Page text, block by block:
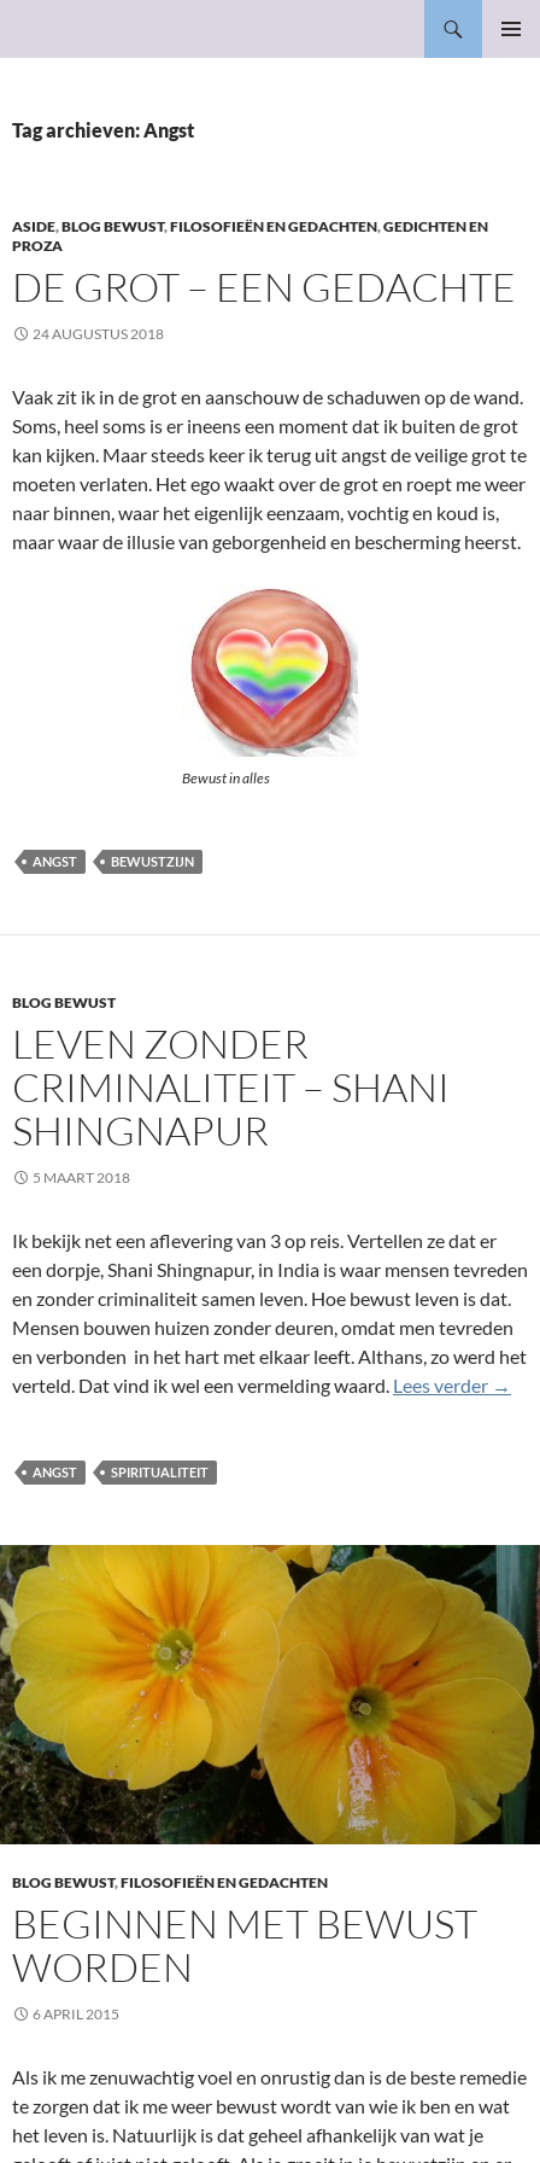
Tag archieven: Angst
ASIDE,BLOG BEWUST,FILOSOFIEËN EN GEDACHTEN,GEDICHTEN EN
PROZA
DE GROT – EEN GEDACHTE
24 AUGUSTUS 2018
Vaak zit ik in de grot en aanschouw de schaduwen op de wand.
Soms, heel soms is er ineens een moment dat ik buiten de grot
kan kijken. Maar steeds keer ik terug uit angst de veilige grot te
moeten verlaten. Het ego waakt over de grot en roept me weer
naar binnen, waar het eigenlijk eenzaam, vochtig en koud is,
maar waar de illusie van geborgenheid en bescherming heerst.
Bewust in alles
ANGST BEWUSTZIJN
BLOG BEWUST
LEVEN ZONDER
CRIMINALITEIT – SHANI
SHINGNAPUR
5 MAART 2018
Ik bekijk net een aflevering van 3 op reis. Vertellen ze dat er
een dorpje, Shani Shingnapur, in India is waar mensen tevreden
en zonder criminaliteit samen leven. Hoe bewust leven is dat.
Mensen bouwen huizen zonder deuren, omdat men tevreden
en verbonden in het hart met elkaar leeft. Althans, zo werd het
verteld. Dat vind ik wel een vermelding waard. Lees verder →
ANGST SPIRITUALITEIT
BLOG BEWUST,FILOSOFIEËN EN GEDACHTEN
BEGINNEN MET BEWUST
WORDEN
6 APRIL 2015
Als ik me zenuwachtig voel en onrustig dan is de beste remedie
te zorgen dat ik me weer bewust wordt van wie ik ben en wat
het leven is. Natuurlijk is dat geheel afhankelijk van wat je